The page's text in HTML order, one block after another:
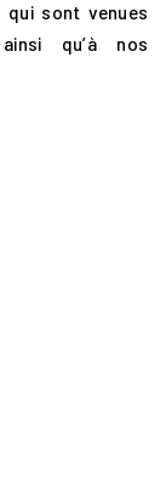
sont venues
qu’à nos